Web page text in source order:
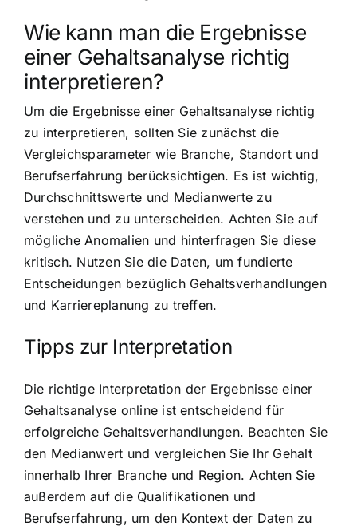
Wie kann man die Ergebnisse
einer Gehaltsanalyse richtig
interpretieren?
Um die Ergebnisse einer Gehaltsanalyse richtig
zu interpretieren, sollten Sie zunächst die
Vergleichsparameter wie Branche, Standort und
Berufserfahrung berücksichtigen. Es ist wichtig,
Durchschnittswerte und Medianwerte zu
verstehen und zu unterscheiden. Achten Sie auf
mögliche Anomalien und hinterfragen Sie diese
kritisch. Nutzen Sie die Daten, um fundierte
Entscheidungen bezüglich Gehaltsverhandlungen
und Karriereplanung zu treffen.
Tipps zur Interpretation
Die richtige Interpretation der Ergebnisse einer
Gehaltsanalyse online ist entscheidend für
erfolgreiche Gehaltsverhandlungen. Beachten Sie
den Medianwert und vergleichen Sie Ihr Gehalt
innerhalb Ihrer Branche und Region. Achten Sie
außerdem auf die Qualifikationen und
Berufserfahrung, um den Kontext der Daten zu